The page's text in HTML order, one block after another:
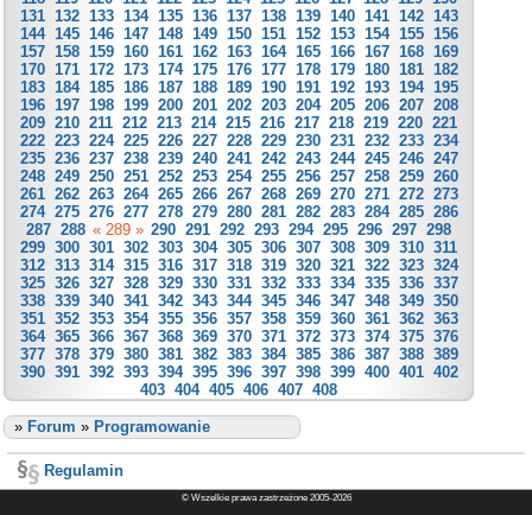
131 132 133 134 135 136 137 138 139 140 141 142 143
144 145 146 147 148 149 150 151 152 153 154 155 156
157 158 159 160 161 162 163 164 165 166 167 168 169
170 171 172 173 174 175 176 177 178 179 180 181 182
183 184 185 186 187 188 189 190 191 192 193 194 195
196 197 198 199 200 201 202 203 204 205 206 207 208
209 210 211 212 213 214 215 216 217 218 219 220 221
222 223 224 225 226 227 228 229 230 231 232 233 234
235 236 237 238 239 240 241 242 243 244 245 246 247
248 249 250 251 252 253 254 255 256 257 258 259 260
261 262 263 264 265 266 267 268 269 270 271 272 273
274 275 276 277 278 279 280 281 282 283 284 285 286
287 288 « 289 » 290 291 292 293 294 295 296 297 298
299 300 301 302 303 304 305 306 307 308 309 310 311
312 313 314 315 316 317 318 319 320 321 322 323 324
325 326 327 328 329 330 331 332 333 334 335 336 337
338 339 340 341 342 343 344 345 346 347 348 349 350
351 352 353 354 355 356 357 358 359 360 361 362 363
364 365 366 367 368 369 370 371 372 373 374 375 376
377 378 379 380 381 382 383 384 385 386 387 388 389
390 391 392 393 394 395 396 397 398 399 400 401 402
403 404 405 406 407 408
» Forum » Programowanie
Regulamin
© Wszelkie prawa zastrzeżone 2005-2026